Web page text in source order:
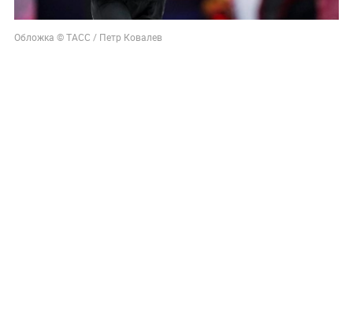
Обложка © ТАСС / Петр Ковалев